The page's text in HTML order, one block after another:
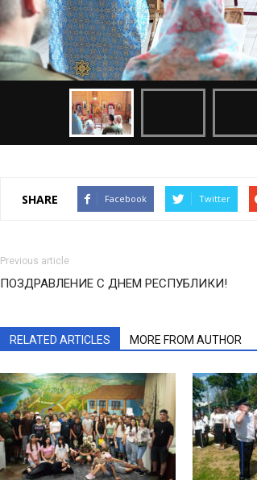
SHARE Facebook Twitter
Previous article
ПОЗДРАВЛЕНИЕ С ДНЕМ РЕСПУБЛИКИ!
RELATED ARTICLES MORE FROM AUTHOR